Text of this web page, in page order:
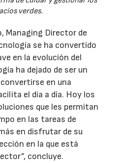
verdes.
Managing Director de
se ha convertido
en la evolución del
ha dejado de ser un
en una
el día a día. Hoy los
que les permitan
en las tareas de
en disfrutar de su
en la que está
concluye.